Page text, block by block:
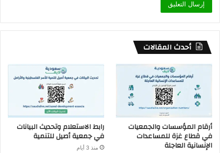
أحدث المقالات
أرقام المؤسسات والجمعيات
في قطاع غزة للمساعدات
الإنسانية العاجلة
رابط الاستعلام وتحديث البيانات
في جمعية أصيل للتنمية
منذ 3 أيام